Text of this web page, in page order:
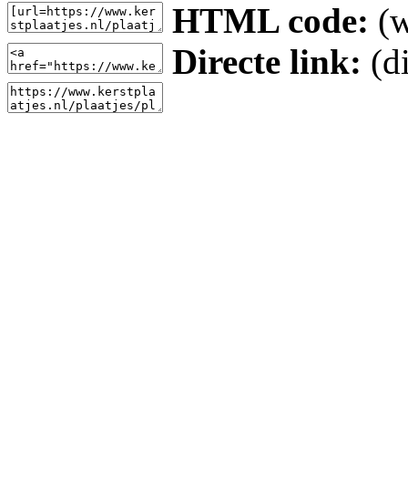
HTML code:
Directe link: